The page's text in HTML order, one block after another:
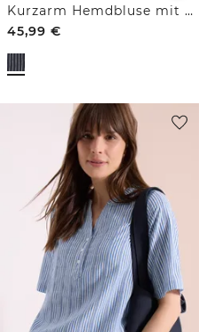
Kurzarm Hemdbluse mit Streifenmuster
45,99 €